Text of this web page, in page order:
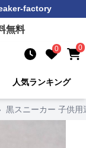
factory
無料
0 0
人気ランキング
黒スニーカー 子供用